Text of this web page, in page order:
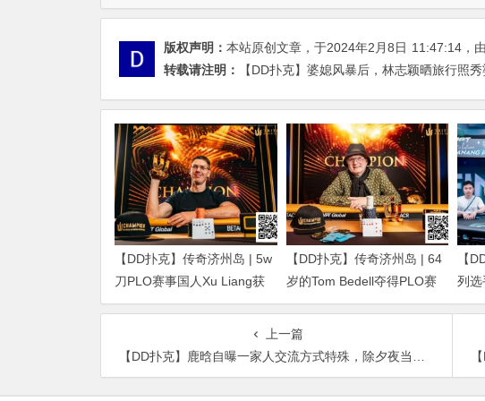
版权声明： 本站原创文章，于2024年2月8日 11:47:14 ，由
转载请注明：
【DD扑克】婆媳风暴后，林志颖晒旅行照
【DD扑克】传奇济州岛 | 5w
刀PLO赛事国人Xu Liang获
得第4名，匈牙利Gergo
【DD扑克】传奇济州岛 | 64
岁的Tom Bedell夺得PLO赛
事冠军，国人Shi Ning Dan获
亚军
【
列
冠军
上一篇
【DD扑克】鹿晗自曝一家人交流方式特殊，除夕夜当天吃泡面